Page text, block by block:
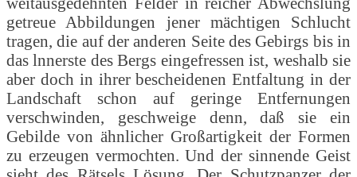
getreue Abbildungen jener mächtigen Schlucht
tragen, die auf der anderen Seite des Gebirgs bis in
das lnnerste des Bergs eingefressen ist, weshalb sie
aber doch in ihrer bescheidenen Entfaltung in der
Landschaft schon auf geringe Entfernungen
verschwinden, geschweige denn, daß sie ein
Gebilde von ähnlicher Großartigkeit der Formen
zu erzeugen vermochten. Und der sinnende Geist